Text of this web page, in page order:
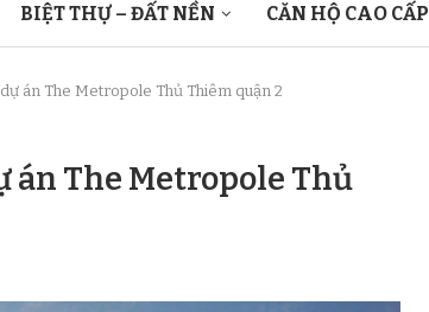
BIỆT THỰ – ĐẤT NỀN CĂN HỘ CAO CẤP
án The Metropole Thủ Thiêm quận 2
án The Metropole Thủ